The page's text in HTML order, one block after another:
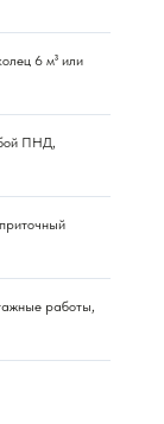
6 м³ или
ПНД,
работы,